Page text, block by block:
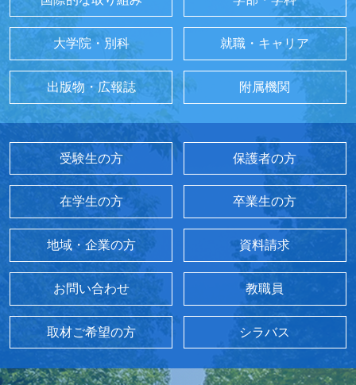
大学院・別科 就職・キャリア
出版物・広報誌 附属機関
受験生の方 保護者の方
在学生の方 卒業生の方
地域・企業の方 資料請求
お問い合わせ 教職員
取材ご希望の方 シラバス